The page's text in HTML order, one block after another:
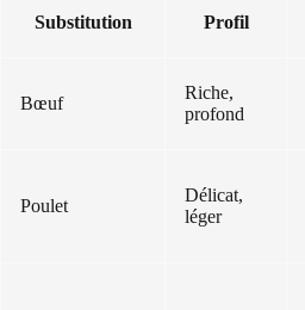
Substitution Profil
Bœuf
Riche,
profond
Poulet
Délicat,
léger